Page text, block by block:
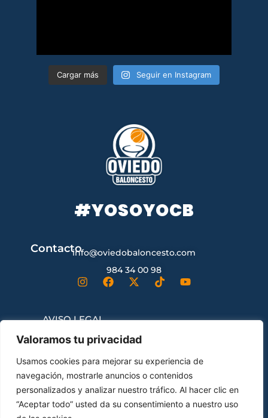
Valoramos tu privacidad
Usamos cookies para mejorar su experiencia de
navegación, mostrarle anuncios o contenidos
personalizados y analizar nuestro tráfico. Al hacer clic en
“Aceptar todo” usted da su consentimiento a nuestro uso
Cargar más Seguir en Instagram
#YOSOYOCB
Contactoinfo@oviedobaloncesto.com
984 34 00 98
AVISO LEGAL
CONTRATACIÓN
ENVÍOS Y DEVOLUCIONES